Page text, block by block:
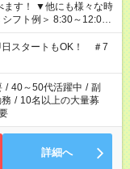
様々な時
フト例＞ 8:30～12:00
6:00 など
スタートもOK！ ＃7
/ 40～50代活躍中 / 副
/ 10名以上の大量募
詳細へ